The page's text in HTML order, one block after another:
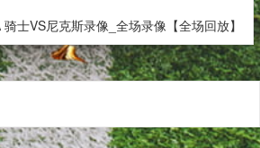
士VS尼克斯录像_全场录像【全场回放】